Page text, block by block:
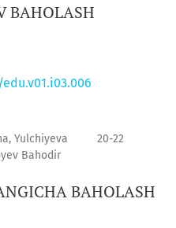
BAHOLASH
Yulchiyeva
Bahodir
20-22
BAHOLASH